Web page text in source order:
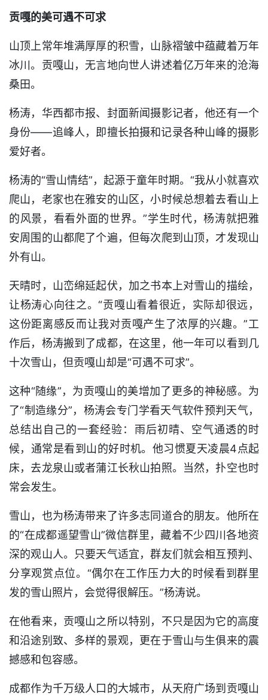
贡嘎的美可遇不可求
山顶上常年堆满厚厚的积雪，山脉褶皱中蕴藏着万年
冰川。贡嘎山，无言地向世人讲述着亿万年来的沧海
桑田。
杨涛，华西都市报、封面新闻摄影记者，他还有一个
身份——追峰人，即擅长拍摄和记录各种山峰的摄影
爱好者。
杨涛的“雪山情结”，起源于童年时期。“我从小就喜欢
爬山，老家也在雅安的山区，小时候总想着去看山上
的风景，看看外面的世界。”学生时代，杨涛就把雅
安周围的山都爬了个遍，但每次爬到山顶，才发现山
外有山。
天晴时，山峦绵延起伏，加之书本上对雪山的描绘，
让杨涛心向往之。“贡嘎山看着很近，实际却很远，
这份距离感反而让我对贡嘎产生了浓厚的兴趣。”工
作后，杨涛搬到了成都，在这里，他一年可以看到几
十次雪山，但贡嘎山却是“可遇不可求”。
这种“随缘”，为贡嘎山的美增加了更多的神秘感。为
了“制造缘分”，杨涛会专门学看天气软件预判天气，
总结出自己的一套经验：雨后初晴、空气通透的时
候，通常是看到山的好时机。他习惯夏天凌晨4点起
床，去龙泉山或者蒲江长秋山拍照。当然，扑空也时
常会发生。
雪山，也为杨涛带来了许多志同道合的朋友。他所在
的“在成都遥望雪山”微信群里，藏着不少四川各地资
深的观山人。只要天气适宜，群友们就会相互预判、
分享观赏点位。“偶尔在工作压力大的时候看到群里
发的雪山照片，会觉得很解压。”杨涛说。
在他看来，贡嘎山之所以特别，不只是因为它的高度
和沿途别致、多样的景观，更在于雪山与生俱来的震
撼感和包容感。
成都作为千万级人口的大城市，从天府广场到贡嘎山